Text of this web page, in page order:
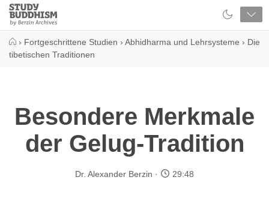
Close
Study
Buddhism
› Fortgeschrittene Studien › Abhidharma und Lehrsysteme › Die
tibetischen Traditionen
Besondere Merkmale
der Gelug-Tradition
Dr. Alexander Berzin 29:48